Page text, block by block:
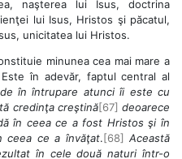
naşterea lui Isus, doctrina
lui Isus, Hristos şi păcatul,
unicitatea lui Hristos.
minunea cea mai mare a
în adevăr, faptul central al
în întrupare atunci îi este cu
credinţa creştină[67] deoarece
în ceea ce a fost Hristos şi în
ceea ce a învăţat.[68] Această
în cele două naturi într-o